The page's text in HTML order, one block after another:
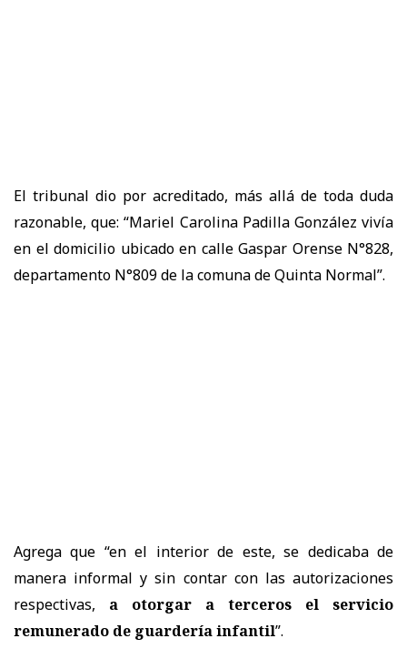
El tribunal dio por acreditado, más allá de toda duda
razonable, que: “Mariel Carolina Padilla González vivía
en el domicilio ubicado en calle Gaspar Orense N°828,
departamento N°809 de la comuna de Quinta Normal”.
Agrega que “en el interior de este, se dedicaba de
manera informal y sin contar con las autorizaciones
respectivas, a otorgar a terceros el servicio
remunerado de guardería infantil”.